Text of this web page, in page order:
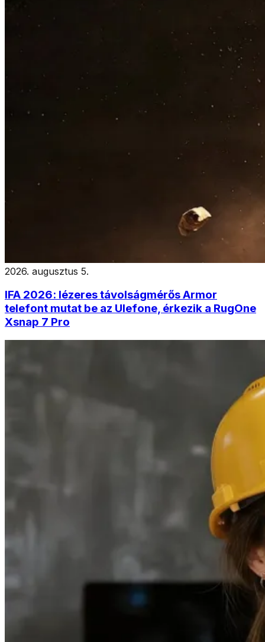
2026. augusztus 5.
IFA 2026: lézeres távolságmérős Armor
telefont mutat be az Ulefone, érkezik a RugOne
Xsnap 7 Pro